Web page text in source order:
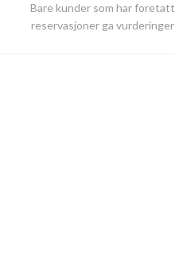
Bare kunder som har foretatt
reservasjoner ga vurderinger